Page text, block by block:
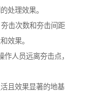
处理效果。
击次数和夯击间距
效果。
人员远离夯击点，
且效果显著的地基